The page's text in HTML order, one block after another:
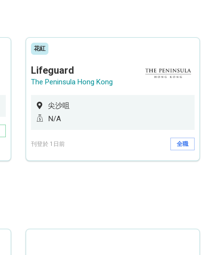
花紅
Lifeguard
The Peninsula Hong Kong
尖沙咀
N/A
刊登於 1日前 全職